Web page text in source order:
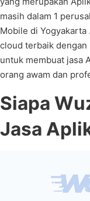
masih dalam 1
Mobile di
cloud terbaik dengan
untuk membuat jasa
orang awam dan
Siapa
Jasa